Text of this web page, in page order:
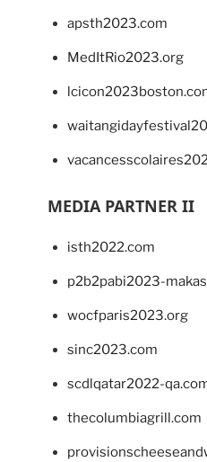
apsth2023.com
MedItRio2023.org
MEDIA PARTNER II
isth2022.com
p2b2pabi2023-
wocfparis2023.org
sinc2023.com
scdlqatar2022-
thecolumbiagrill.com